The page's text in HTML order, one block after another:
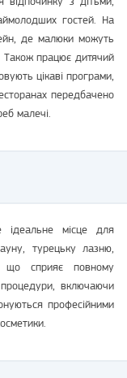
гостей. На
де малюки можуть
Також працює дитячий
цікаві програми,
передбачено
малечі.
місце для
турецьку лазню,
що сприяє повному
процедури, включаючи
професійними